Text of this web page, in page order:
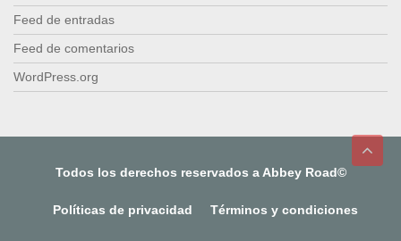
Feed de entradas
Feed de comentarios
WordPress.org
Todos los derechos reservados a Abbey Road©
Políticas de privacidad Términos y condiciones